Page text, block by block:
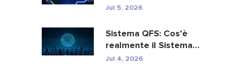
calcolarlo.
Jul 5, 2026
Sistema QFS: Cos’è
realmente il Sistema
Finanziario Quantistico...
Jul 4, 2026